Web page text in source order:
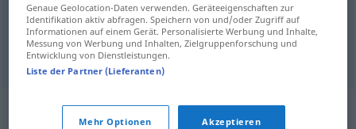
(dé)montrer zeigen
„zeigen“: intransitives Verb
Genaue Geolocation-Daten verwenden. Geräteeigenschaften zur
Identifikation aktiv abfragen. Speichern von und/oder Zugriff auf
Informationen auf einem Gerät. Personalisierte Werbung und Inhalte,
Messung von Werbung und Inhalten, Zielgruppenforschung und
Entwicklung von Dienstleistungen.
Liste der Partner (Lieferanten)
Mehr Optionen Akzeptieren